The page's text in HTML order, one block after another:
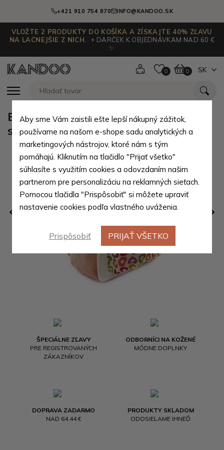
+421 910 754 870 INFO@KANDOO.SK
VLOŽTE 2 PRODUKTY DO KOŠÍKA A ZÍSKAJTE 40% ZĽAVU
NA LACNEJŠIE Z NICH.
+ DARČEK K OBJEDNÁVKAM NAD 60 €
✨
0 0 SK
ŠPECIÁLNE ZĽAVY
PRE REGISTROVANÝCH
ZÁKAZNÍKOV
ODBORNÍCI NA KOŽENÉ
MÓDNE DOPLNKY
DOPRAVA ZADARMO
NAD 64.44 €
PRODUKTY SKLADOM
ODOSIELAME IHNEĎ
Bieloružový batôžtek s motívom
sŕdc Hirano
Aby sme Vám zaistili ešte lepší nákupný zážitok,
používame na našom e-shope sadu analytických a
marketingových nástrojov, ktoré nám s tým
pomáhajú. Kliknutím na tlačidlo "Prijať všetko"
súhlasíte s využitím cookies a odovzdaním našim
partnerom pre personalizáciu na reklamných sieťach.
Pomocou tlačidla "Prispôsobiť" si môžete upraviť
nastavenie cookies podľa vlastného uváženia.
Prispôsobiť PRIJAŤ VŠETKO